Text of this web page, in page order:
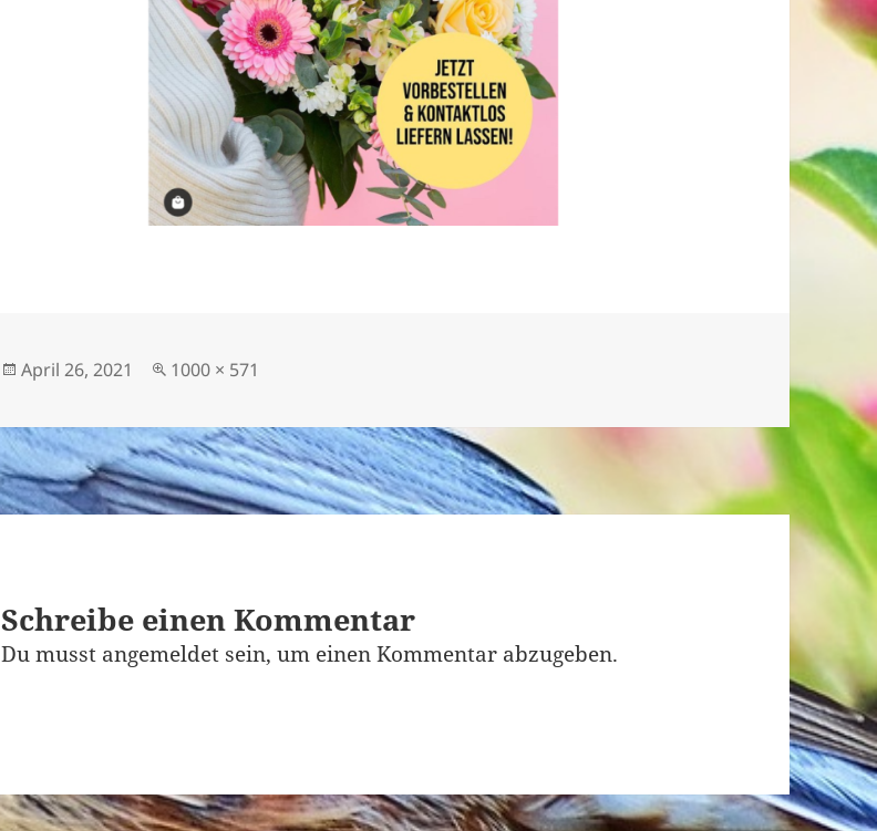
Veröffentlicht
April 26, 2021 Originalgröße
1000 × 571
Schreibe einen Kommentar
Du musst angemeldet sein, um einen Kommentar abzugeben.